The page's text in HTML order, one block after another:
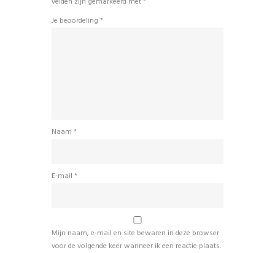
Je beoordeling *
Naam *
E-mail *
Mijn naam, e-mail en site bewaren in deze browser
voor de volgende keer wanneer ik een reactie plaats.